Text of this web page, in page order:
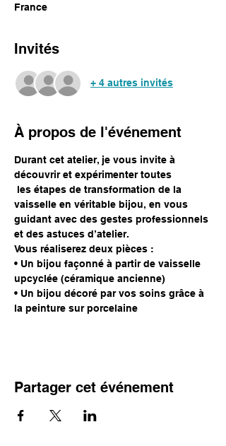
France
Invités
+ 4 autres invités
À propos de l'événement
Durant cet atelier, je vous invite à
découvrir et expérimenter toutes
vaisselle en véritable bijou, en vous
guidant avec des gestes professionnels
et des astuces d’atelier.
Vous réaliserez deux pièces :
• Un bijou façonné à partir de vaisselle
upcyclée (céramique ancienne)
• Un bijou décoré par vos soins grâce à
la peinture sur porcelaine
Partager cet événement